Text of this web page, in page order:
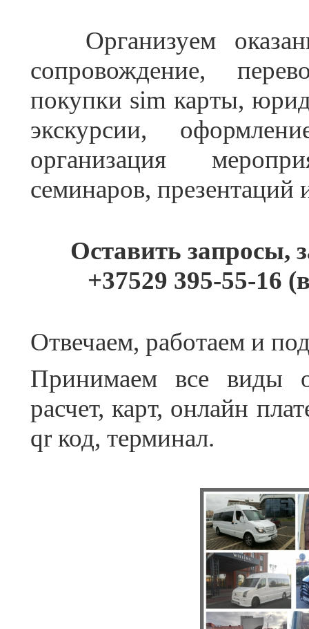
Организуем
сопровождение,
покупки sim карты,
экскурсии,
организация
семинаров, презентаций
Оставить запросы,
+37529 395-55-16
Отвечаем, работаем и
Принимаем все виды
расчет, карт, онлайн
qr код, терминал.